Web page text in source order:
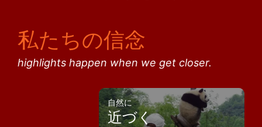
私たちの信念
highlights happen when we get closer.
自然に
近づく